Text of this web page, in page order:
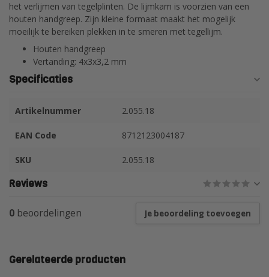
het verlijmen van tegelplinten. De lijmkam is voorzien van een
houten handgreep. Zijn kleine formaat maakt het mogelijk
moeilijk te bereiken plekken in te smeren met tegellijm.
Houten handgreep
Vertanding: 4x3x3,2 mm
Specificaties
Artikelnummer 2.055.18
EAN Code 8712123004187
SKU 2.055.18
Reviews
0 beoordelingen Je beoordeling toevoegen
Gerelateerde producten